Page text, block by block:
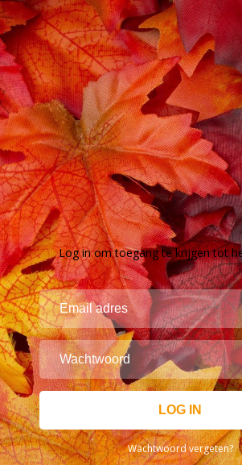
Log in om toegang te krijgen tot
Wachtwoord vergeten?